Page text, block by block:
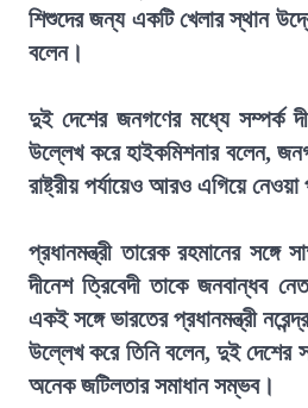
শিশুদের জন্য একটি খেলার স্থান
বলেন।
দুই দেশের জনগণের মধ্যে সম্পর্ক
উল্লেখ করে হাইকমিশনার বলেন,
রাষ্ট্রীয় পর্যায়েও আরও এগিয়ে
প্রধানমন্ত্রী তারেক রহমানের সঙ্গে
দীনেশ ত্রিবেদী তাকে জনবান্ধব
একই সঙ্গে ভারতের প্রধানমন্ত্রী
উল্লেখ করে তিনি বলেন, দুই দেশের
অনেক জটিলতার সমাধান সম্ভব।